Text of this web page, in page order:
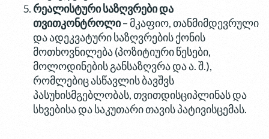
რეალისტური საზღვრები და
თვითკონტროლი– მკაფიო, თანმიმდევრული
და ადეკვატური საზღვრების ქონის
მოთხოვნილება (პოზიტიური წესები,
მოლოდინების განსაზღვრა და ა. შ.),
რომლებიც ასწავლის ბავშვს
პასუხისმგებლობას, თვითდისციპლინას და
სხვებისა და საკუთარი თავის პატივისცემას.